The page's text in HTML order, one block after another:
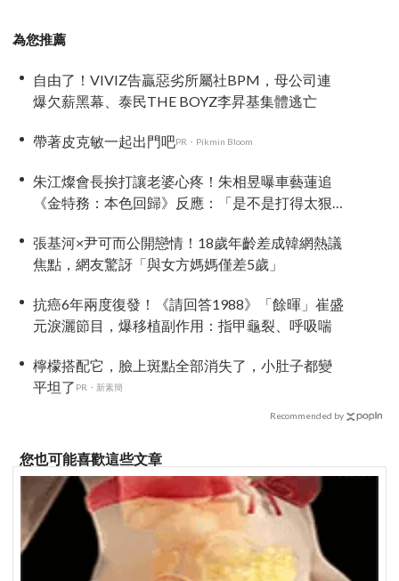
為您推薦
自由了！VIVIZ告贏惡劣所屬社BPM，母公司連
爆欠薪黑幕、泰民THE BOYZ李昇基集體逃亡
帶著皮克敏一起出門吧PR・Pikmin Bloom
朱江燦會長挨打讓老婆心疼！朱相昱曝車藝蓮追
《金特務：本色回歸》反應：「是不是打得太狠
張基河×尹可而公開戀情！18歲年齡差成韓網熱議
焦點，網友驚訝「與女方媽媽僅差5歲」
抗癌6年兩度復發！《請回答1988》「餘暉」崔盛
元淚灑節目，爆移植副作用：指甲龜裂、呼吸喘
檸檬搭配它，臉上斑點全部消失了，小肚子都變
平坦了 PR・新素簡
Recommended by
您也可能喜歡這些文章